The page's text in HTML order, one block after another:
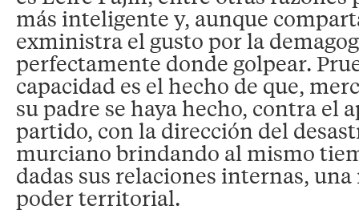
más inteligente y, aunque
exministra el gusto por la
perfectamente donde golpear.
capacidad es el hecho de que,
su padre se haya hecho, contra el
partido, con la dirección del
murciano brindando al mismo
dadas sus relaciones internas,
poder territorial.